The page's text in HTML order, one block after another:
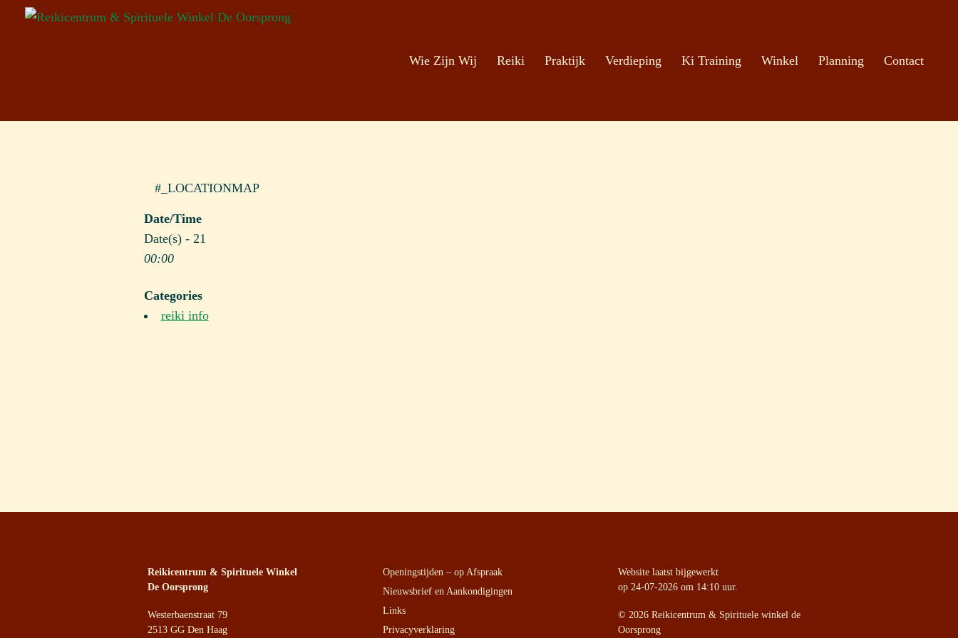
Ga naar de inhoud
Wie Zijn Wij Reiki Praktijk Verdieping Ki Training Winkel Planning Contact
#_LOCATIONMAP
Date/Time
Date(s) - 21
00:00
Categories
reiki info
Reikicentrum & Spirituele Winkel
De Oorsprong
Westerbaenstraat 79
2513 GG Den Haag
Openingstijden – op Afspraak
Nieuwsbrief en Aankondigingen
Links
Privacyverklaring
Website laatst bijgewerkt
op 24-07-2026 om 14:10 uur.
© 2026 Reikicentrum & Spirituele winkel de
Oorsprong